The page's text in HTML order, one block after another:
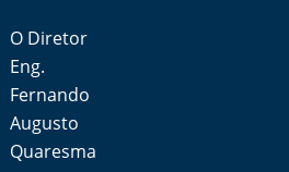
O Diretor
Eng.
Fernando
Augusto
Quaresma